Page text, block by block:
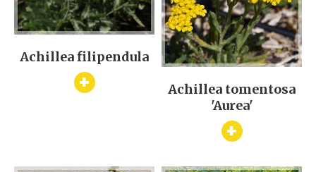
Achillea filipendula
+
Achillea tomentosa
'Aurea'
+